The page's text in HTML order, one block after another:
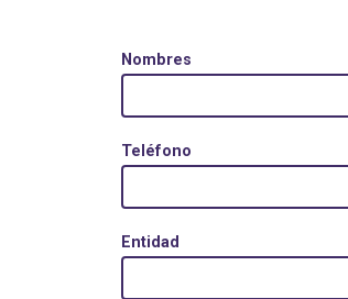
Nombres
Teléfono
Entidad